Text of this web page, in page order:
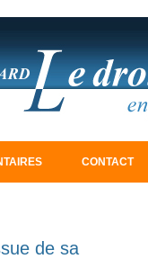
CONTACT
de sa